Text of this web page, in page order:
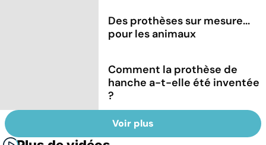
Des prothèses sur mesure...
pour les animaux
Comment la prothèse de
hanche a-t-elle été inventée
?
Voir plus